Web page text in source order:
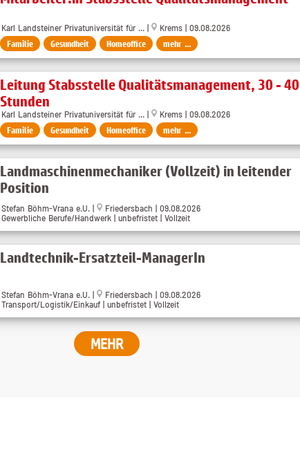
Karl Landsteiner Privatuniversität für ... | Krems | 09.08.2026
Familie Gesundheit Homeoffice mehr ...
Leitung Stabsstelle Qualitätsmanagement, 30 - 40
Stunden
Karl Landsteiner Privatuniversität für ... | Krems | 09.08.2026
Familie Gesundheit Homeoffice mehr ...
Landmaschinenmechaniker (Vollzeit) in leitender
Position
Stefan Böhm-Vrana e.U. | Friedersbach | 09.08.2026
Gewerbliche Berufe/Handwerk | unbefristet | Vollzeit
Landtechnik-Ersatzteil-ManagerIn
Stefan Böhm-Vrana e.U. | Friedersbach | 09.08.2026
Transport/Logistik/Einkauf | unbefristet | Vollzeit
MEHR